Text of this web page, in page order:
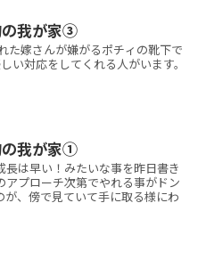
我が家③
た嫁さんが嫌がるポチィの靴下で
い対応をしてくれる人がいます。
我が家①
長は早い！みたいな事を昨日書き
アプローチ次第でやれる事がドン
が、傍で見ていて手に取る様にわ